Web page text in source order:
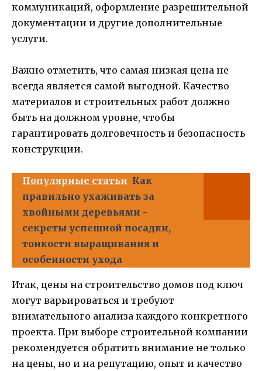
коммуникаций, оформление разрешительной
документации и другие дополнительные
услуги.
Важно отметить, что самая низкая цена не
всегда является самой выгодной. Качество
материалов и строительных работ должно
быть на должном уровне, чтобы
гарантировать долговечность и безопасность
конструкции.
Популярные статьи Как
правильно ухаживать за
хвойными деревьями -
секреты успешной посадки,
тонкости выращивания и
особенности ухода
Итак, цены на строительство домов под ключ
могут варьироваться и требуют
внимательного анализа каждого конкретного
проекта. При выборе строительной компании
рекомендуется обратить внимание не только
на цены, но и на репутацию, опыт и качество